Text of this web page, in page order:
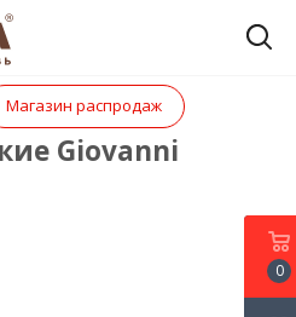
Магазин распродаж
Giovanni
0